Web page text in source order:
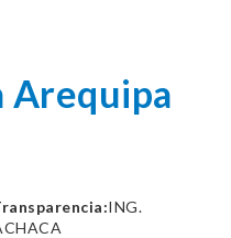
Arequipa
ING.